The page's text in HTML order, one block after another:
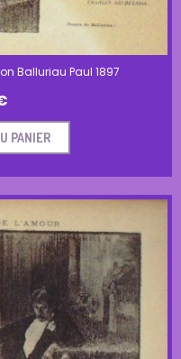
Balluriau Paul 1897
PANIER